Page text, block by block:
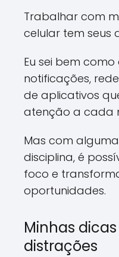
Trabalhar com
celular tem seus
Eu sei bem
notificações,
de aplicativos
atenção a cada
Mas com
disciplina, é
foco e
oportunidades.
Minhas
distrações